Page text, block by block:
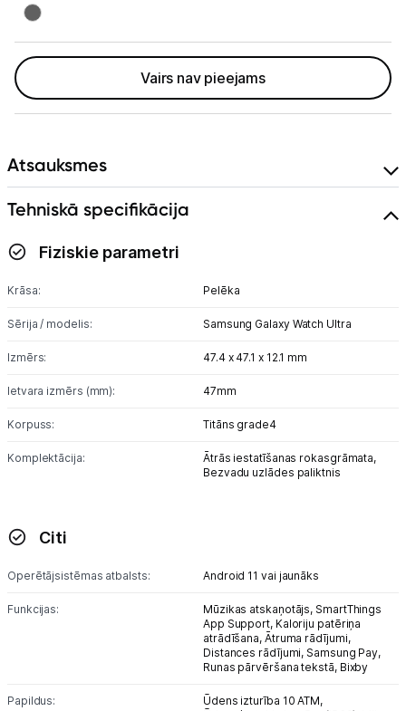
GPS
Elektrostacijas un saules paneļi
Skaistumkopšana
Sports un atpūta
Sporta kameras
Vēlmju saraksts
Vairs nav pieejams
Atsauksmes
Tehniskā specifikācija
Fiziskie parametri
Krāsa: Pelēka
Sērija / modelis: Samsung Galaxy Watch Ultra
Izmērs: 47.4 x 47.1 x 12.1 mm
Ietvara izmērs (mm): 47mm
Korpuss: Titāns grade4
Komplektācija:
Ātrās iestatīšanas rokasgrāmata,
Bezvadu uzlādes paliktnis
Citi
Operētājsistēmas atbalsts: Android 11 vai jaunāks
Funkcijas: Mūzikas atskaņotājs, SmartThings
App Support, Kaloriju patēriņa
atrādīšana, Ātruma rādījumi,
Distances rādījumi, Samsung Pay,
Runas pārvēršana tekstā, Bixby
Papildus:
Ūdens izturība 10 ATM,